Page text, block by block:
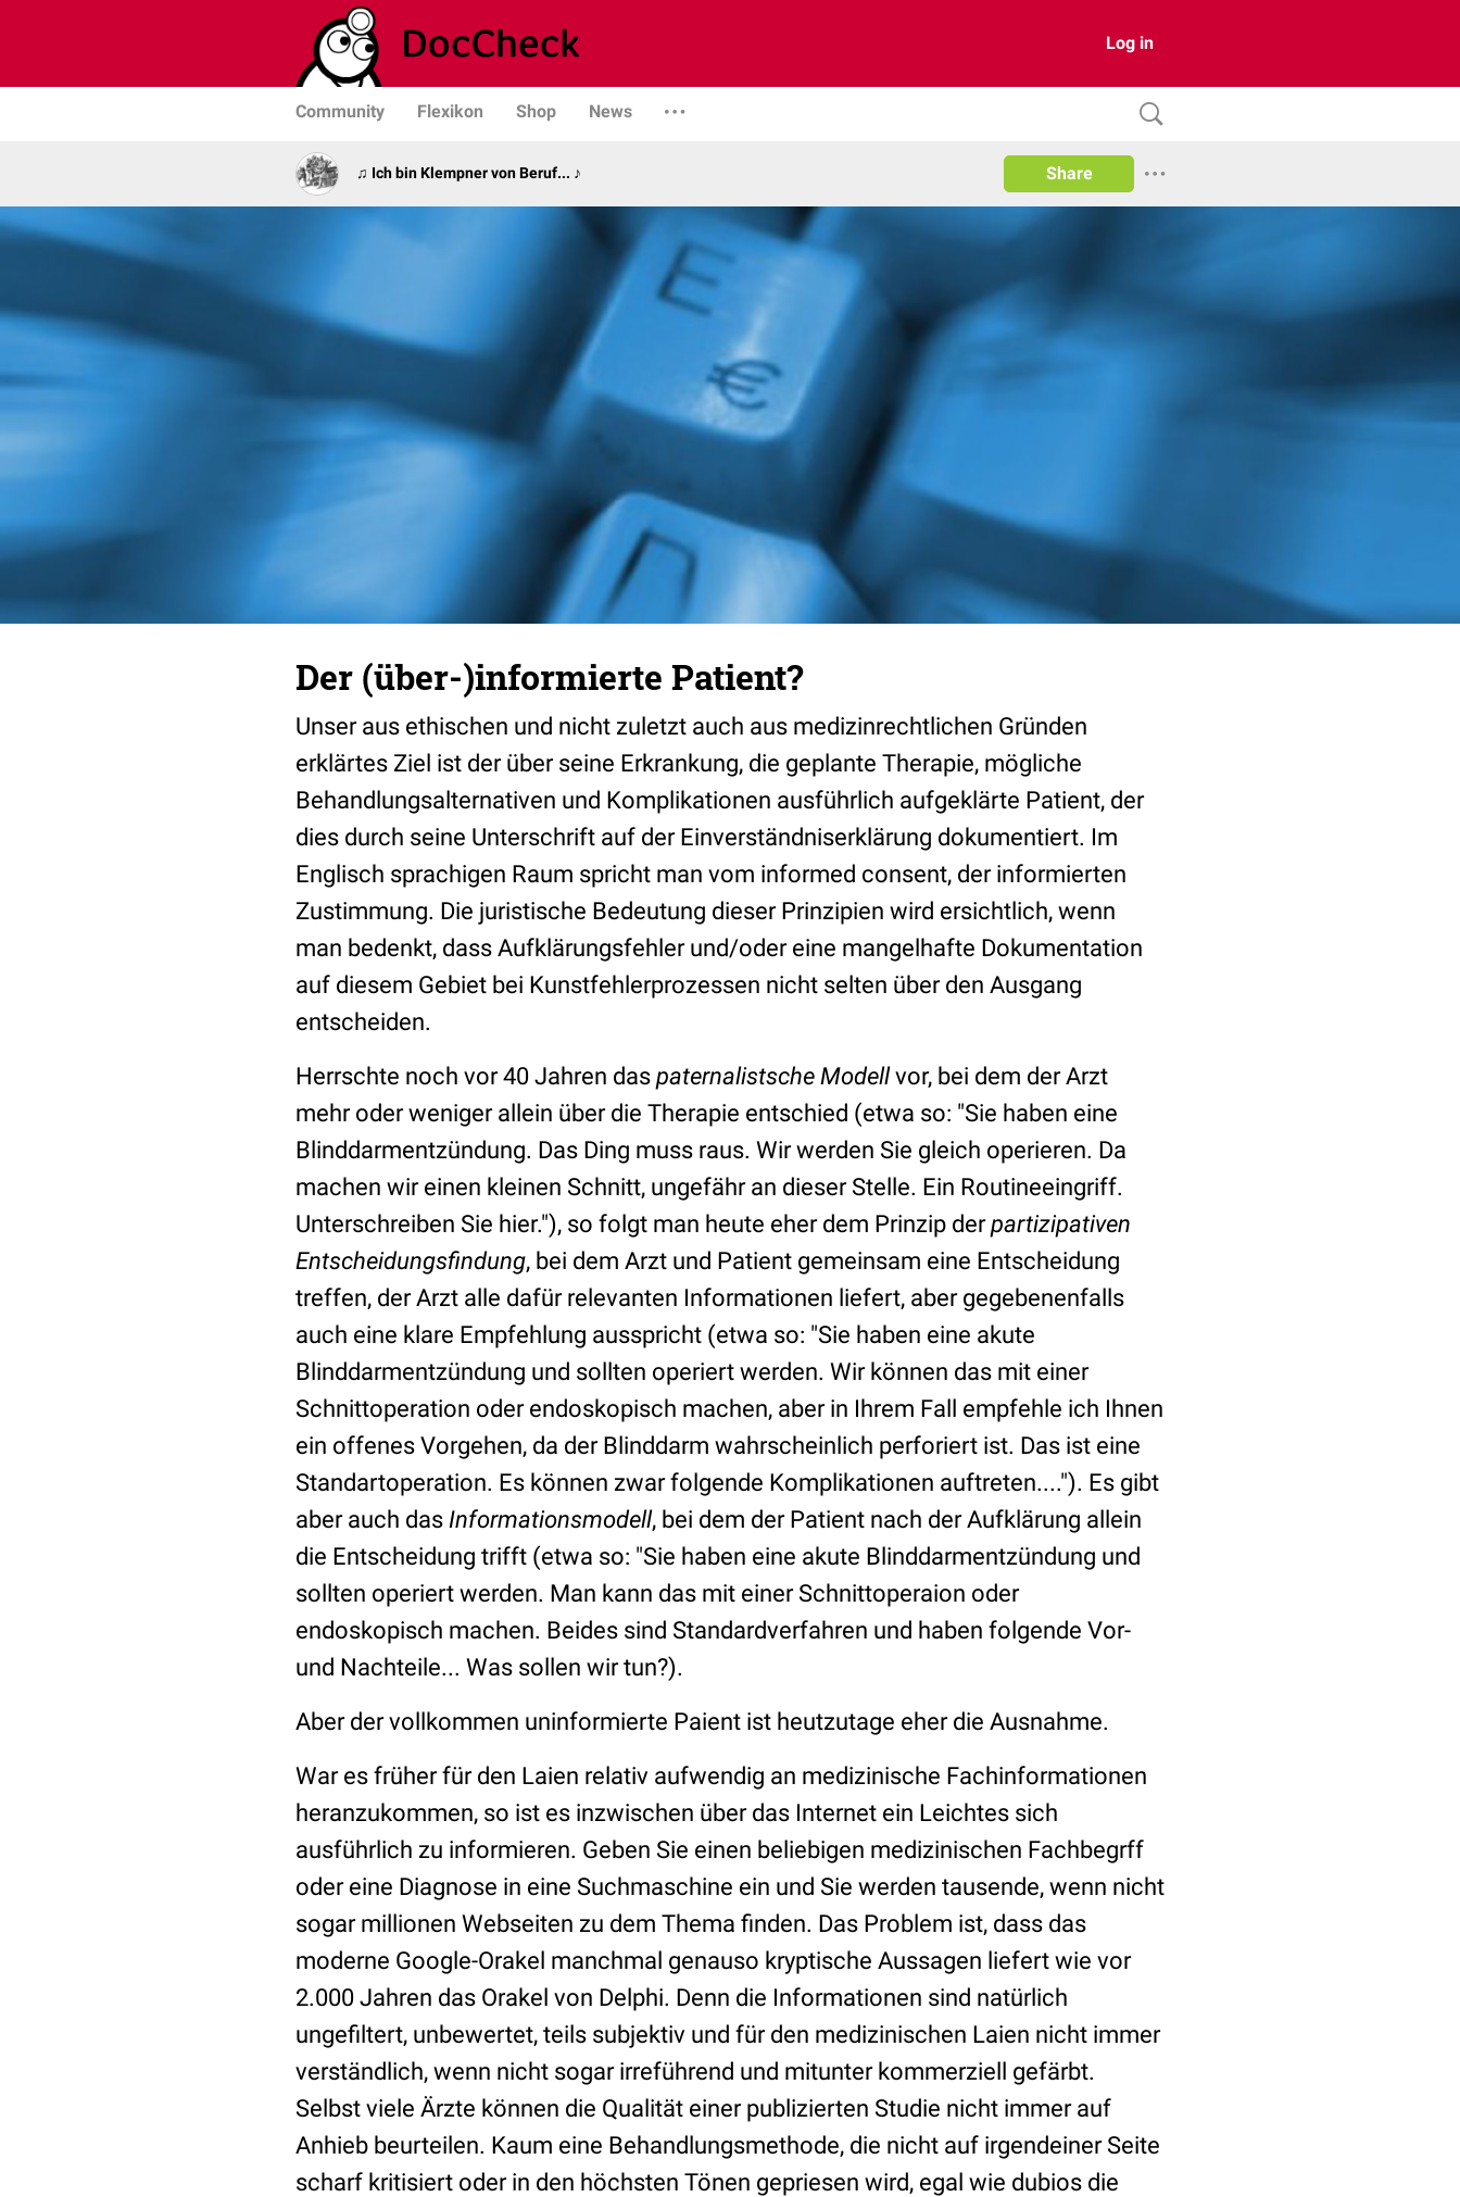
Log in
Community Flexikon Shop News
♫ Ich bin Klempner von Beruf... ♪ Share
Der (über-)informierte Patient?
Unser aus ethischen und nicht zuletzt auch aus medizinrechtlichen Gründen
erklärtes Ziel ist der über seine Erkrankung, die geplante Therapie, mögliche
Behandlungsalternativen und Komplikationen ausführlich aufgeklärte Patient, der
dies durch seine Unterschrift auf der Einverständniserklärung dokumentiert. Im
Englisch sprachigen Raum spricht man vom informed consent, der informierten
Zustimmung. Die juristische Bedeutung dieser Prinzipien wird ersichtlich, wenn
man bedenkt, dass Aufklärungsfehler und/oder eine mangelhafte Dokumentation
auf diesem Gebiet bei Kunstfehlerprozessen nicht selten über den Ausgang
entscheiden.
Herrschte noch vor 40 Jahren das paternalistsche Modellvor, bei dem der Arzt
mehr oder weniger allein über die Therapie entschied (etwa so: "Sie haben eine
Blinddarmentzündung. Das Ding muss raus. Wir werden Sie gleich operieren. Da
machen wir einen kleinen Schnitt, ungefähr an dieser Stelle. Ein Routineeingriff.
Unterschreiben Sie hier."), so folgt man heute eher dem Prinzip derpartizipativen
Entscheidungsfindung, bei dem Arzt und Patient gemeinsam eine Entscheidung
treffen, der Arzt alle dafür relevanten Informationen liefert, aber gegebenenfalls
auch eine klare Empfehlung ausspricht (etwa so: "Sie haben eine akute
Blinddarmentzündung und sollten operiert werden. Wir können das mit einer
Schnittoperation oder endoskopisch machen, aber in Ihrem Fall empfehle ich Ihnen
ein offenes Vorgehen, da der Blinddarm wahrscheinlich perforiert ist. Das ist eine
Standartoperation. Es können zwar folgende Komplikationen auftreten...."). Es gibt
aber auch das Informationsmodell, bei dem der Patient nach der Aufklärung allein
die Entscheidung trifft (etwa so: "Sie haben eine akute Blinddarmentzündung und
sollten operiert werden. Man kann das mit einer Schnittoperaion oder
endoskopisch machen. Beides sind Standardverfahren und haben folgende Vor-
und Nachteile... Was sollen wir tun?).
Aber der vollkommen uninformierte Paient ist heutzutage eher die Ausnahme.
War es früher für den Laien relativ aufwendig an medizinische Fachinformationen
heranzukommen, so ist es inzwischen über das Internet ein Leichtes sich
ausführlich zu informieren. Geben Sie einen beliebigen medizinischen Fachbegrff
oder eine Diagnose in eine Suchmaschine ein und Sie werden tausende, wenn nicht
sogar millionen Webseiten zu dem Thema finden. Das Problem ist, dass das
moderne Google-Orakel manchmal genauso kryptische Aussagen liefert wie vor
2.000 Jahren das Orakel von Delphi. Denn die Informationen sind natürlich
ungefiltert, unbewertet, teils subjektiv und für den medizinischen Laien nicht immer
verständlich, wenn nicht sogar irreführend und mitunter kommerziell gefärbt.
Selbst viele Ärzte können die Qualität einer publizierten Studie nicht immer auf
Anhieb beurteilen. Kaum eine Behandlungsmethode, die nicht auf irgendeiner Seite
scharf kritisiert oder in den höchsten Tönen gepriesen wird, egal wie dubios die